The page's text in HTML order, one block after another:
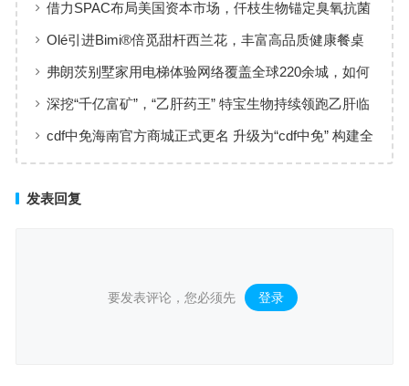
借力SPAC布局美国资本市场，仟枝生物锚定臭氧抗菌
黄金赛道
Olé引进Bimi®倍觅甜杆西兰花，丰富高品质健康餐桌
新选择
弗朗茨别墅家用电梯体验网络覆盖全球220余城，如何
实现高效服务响应
深挖“千亿富矿”，“乙肝药王” 特宝生物持续领跑乙肝临
床治愈
cdf中免海南官方商城正式更名 升级为“cdf中免” 构建全
发表回复
要发表评论，您必须先 登录 。